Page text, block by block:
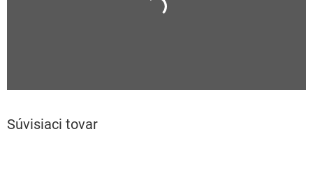
Súvisiaci tovar